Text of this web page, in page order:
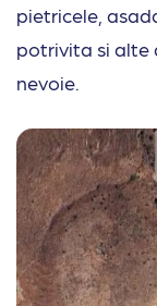
pietricele,
potrivita si alte
nevoie.